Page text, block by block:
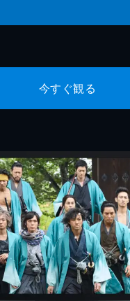
今すぐ観る